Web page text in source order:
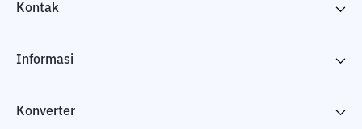
Kontak
Informasi
Konverter